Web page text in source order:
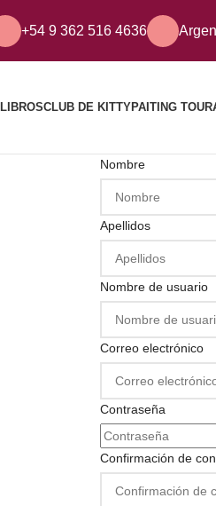
+54 9 362 516 4636
LIBROSCLUB DE KITTYPAITING TOUR
Nombre
Apellidos
Nombre de usuario
Correo electrónico
Contraseña
Confirmación de